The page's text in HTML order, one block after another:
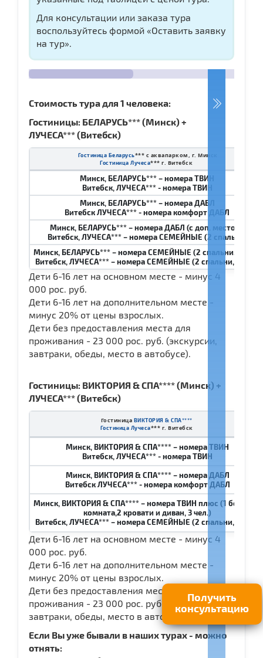
Получить
консультацию
Для консультации или заказа тура
воспользуйтесь формой «Оставить заявку
на тур».
Стоимость тура для 1 человека:
Гостиницы: БЕЛАРУСЬ*** (Минск) +
ЛУЧЕСА*** (Витебск)
Гостиница Беларусь*** с аквапарком, г. Минск
Гостиница Лучеса*** г. Витебск
Минск, БЕЛАРУСЬ*** – номера ТВИН
Витебск, ЛУЧЕСА*** - номера ТВИН
Минск, БЕЛАРУСЬ*** – номера ДАБЛ
Витебск ЛУЧЕСА*** - номера комфорт ДАБЛ
Минск, БЕЛАРУСЬ*** – номера ДАБЛ (с доп. местом)
Витебск, ЛУЧЕСА*** – номера СЕМЕЙНЫЕ (2 спальни)
Минск, БЕЛАРУСЬ*** – номера СЕМЕЙНЫЕ (2 спальни, 3 чел.)
Витебск, ЛУЧЕСА*** – номера СЕМЕЙНЫЕ (2 спальни, 3 чел.)
Дети 6-16 лет на основном месте - минус 4
000 рос. руб.
Дети 6-16 лет на дополнительном месте -
минус 20% от цены взрослых.
Дети без предоставления места для
проживания - 23 000 рос. руб. (экскурсии,
завтраки, обеды, место в автобусе).
Гостиницы: ВИКТОРИЯ & СПА**** (Минск) +
ЛУЧЕСА*** (Витебск)
Гостиница ВИКТОРИЯ & СПА****
Гостиница Лучеса*** г. Витебск
Минск, ВИКТОРИЯ & СПА**** – номера ТВИН
Витебск, ЛУЧЕСА*** - номера ТВИН
Минск, ВИКТОРИЯ & СПА**** – номера ДАБЛ
Витебск ЛУЧЕСА*** - номера комфорт ДАБЛ
Минск, ВИКТОРИЯ & СПА**** – номера ТВИН плюс (1 большая
комната,2 кровати и диван, 3 чел.)
Витебск, ЛУЧЕСА*** – номера СЕМЕЙНЫЕ (2 спальни, 3 чел.)
Дети 6-16 лет на основном месте - минус 4
000 рос. руб.
Дети 6-16 лет на дополнительном месте -
минус 20% от цены взрослых.
Дети без предоставления места для
проживания - 23 000 рос. руб. (экскурсии,
завтраки, обеды, место в автобусе).
Если Вы уже бывали в наших турах - можно
отнять: